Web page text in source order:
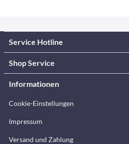
Service Hotline
Shop Service
Informationen
Cookie-Einstellungen
Impressum
Versand und Zahlung